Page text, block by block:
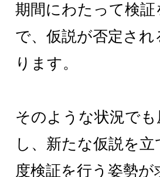
期間にわたって検証
で、仮説が否定され
ります。
そのような状況で
し、新たな仮説を
度検証を行う姿勢が